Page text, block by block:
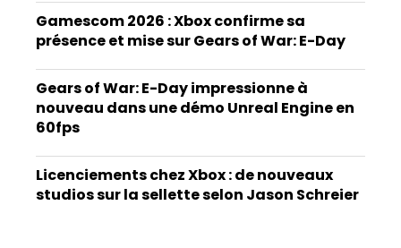
Gamescom 2026 : Xbox confirme sa
présence et mise sur Gears of War: E-Day
Gears of War: E-Day impressionne à
nouveau dans une démo Unreal Engine en
60fps
Licenciements chez Xbox : de nouveaux
studios sur la sellette selon Jason Schreier